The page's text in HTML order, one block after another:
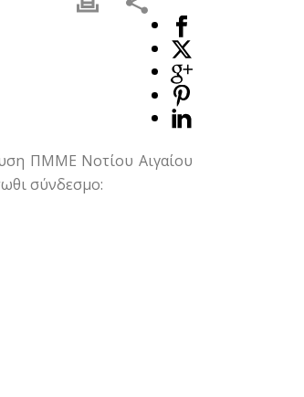
ΠΜΜΕ Νοτίου Αιγαίου
σύνδεσμο: